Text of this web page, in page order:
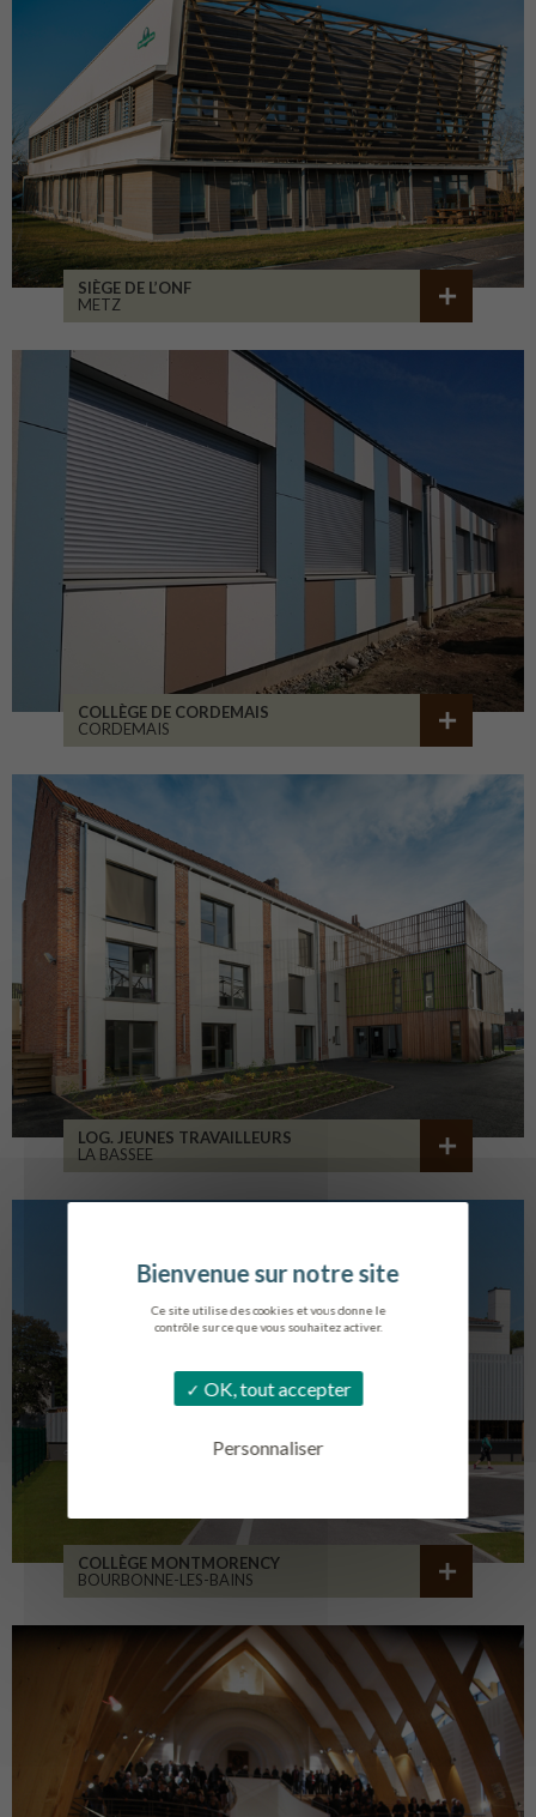
Ce site utilise des cookies et vous donne le
contrôle sur ce que vous souhaitez activer.
OK, tout accepter
Personnaliser
SIÈGE DE L’ONF
METZ
COLLÈGE DE CORDEMAIS
CORDEMAIS
LOG. JEUNES TRAVAILLEURS
LA BASSEE
COLLÈGE MONTMORENCY
BOURBONNE-LES-BAINS